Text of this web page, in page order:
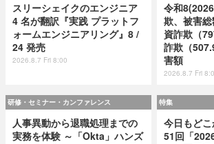
スリーシェイクのエンジニア
4 名が翻訳『実践 プラットフ
ォームエンジニアリング』8 /
24 発売
2026.8.7 Fri 8:00
令和
欺、被害
資詐欺（
詐欺（
害額
2026.8.7 Fri
研修・セミナー・カンファレンス
人事異動から退職処理までの
実務を体験 ～「Okta」ハンズ
特集
今日もど
51回「